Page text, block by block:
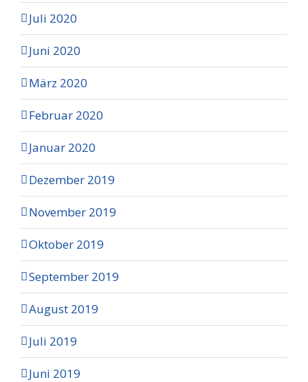
Juli 2020
Juni 2020
März 2020
Februar 2020
Januar 2020
Dezember 2019
November 2019
Oktober 2019
September 2019
August 2019
Juli 2019
Juni 2019